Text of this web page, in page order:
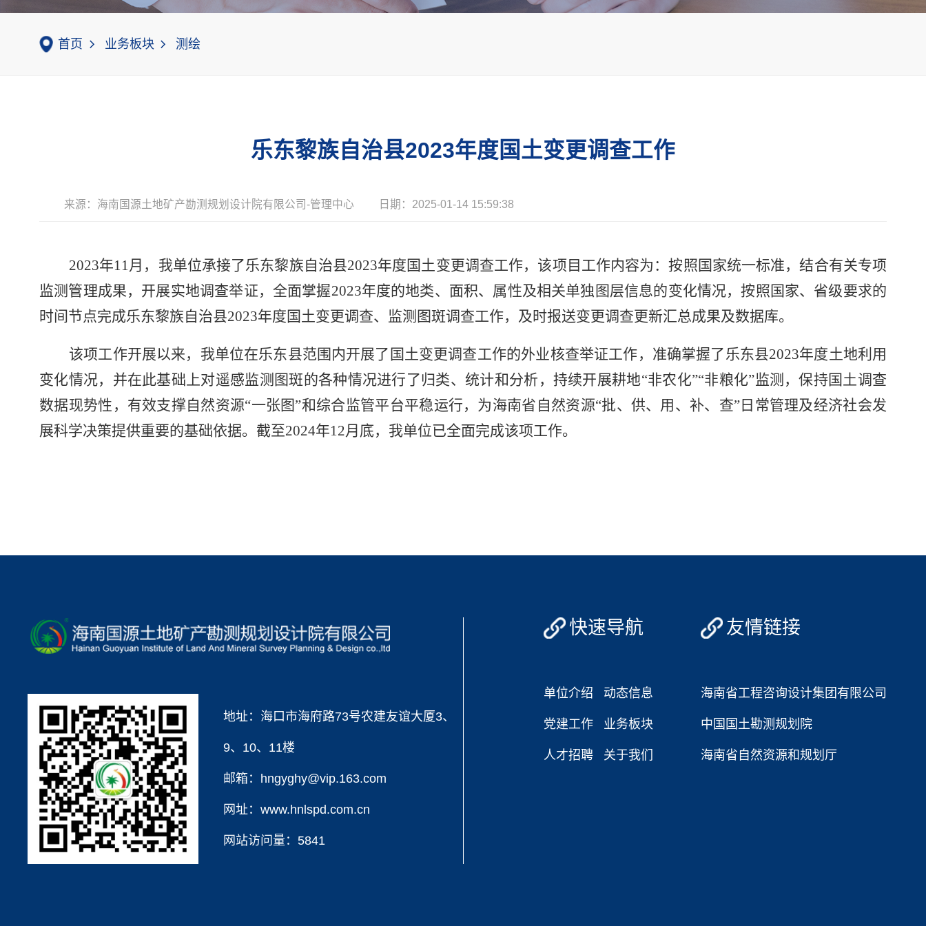
国源智巡 国土调查云
首页 业务板块 测绘
乐东黎族自治县2023年度国土变更调查工作
来源：海南国源土地矿产勘测规划设计院有限公司-管理中心 日期：2025-01-14 15:59:38
2023年11月，我单位承接了乐东黎族自治县2023年度国土变更调查工作，该项目工作内容为：按照国家统一标准，结合有关专项
监测管理成果，开展实地调查举证，全面掌握2023年度的地类、面积、属性及相关单独图层信息的变化情况，按照国家、省级要求的
时间节点完成乐东黎族自治县2023年度国土变更调查、监测图斑调查工作，及时报送变更调查更新汇总成果及数据库。
该项工作开展以来，我单位在乐东县范围内开展了国土变更调查工作的外业核查举证工作，准确掌握了乐东县2023年度土地利用
变化情况，并在此基础上对遥感监测图斑的各种情况进行了归类、统计和分析，持续开展耕地“非农化”“非粮化”监测，保持国土调查
数据现势性，有效支撑自然资源“一张图”和综合监管平台平稳运行，为海南省自然资源“批、供、用、补、查”日常管理及经济社会发
展科学决策提供重要的基础依据。截至2024年12月底，我单位已全面完成该项工作。
地址：海口市海府路73号农建友谊大厦3、
9、10、11楼
邮箱：hngyghy@vip.163.com
网址：www.hnlspd.com.cn
网站访问量： 5841
快速导航
单位介绍 动态信息
党建工作 业务板块
人才招聘 关于我们
友情链接
海南省工程咨询设计集团有限公司
中国国土勘测规划院
海南省自然资源和规划厅